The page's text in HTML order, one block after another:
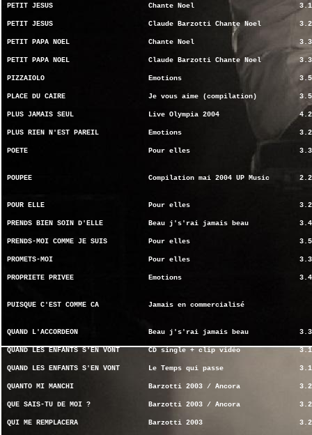
PETIT JESUS Chante Noel
PETIT JESUS Claude Barzotti Chante Noel
PETIT PAPA NOEL Chante Noel
PETIT PAPA NOEL Claude Barzotti Chante Noel
PIZZAIOLO Emotions
PLACE DU CAIRE Je vous aime (compilation)
PLUS JAMAIS SEUL Live Olympia 2004
PLUS RIEN N'EST PAREIL Emotions
POETE Pour elles
POUPEE Compilation mai 2004 UP Music
POUR ELLE Pour elles
PRENDS BIEN SOIN D'ELLE Beau j's'rai jamais beau
PRENDS-MOI COMME JE SUIS Pour elles
PROMETS-MOI Pour elles
PROPRIETE PRIVEE Emotions
PUISQUE C'EST COMME CA Jamais en commercialisé
QUAND L'ACCORDEON Beau j's'rai jamais beau
QUAND LES ENFANTS S'EN VONT CD single + clip vidéo
QUAND LES ENFANTS S'EN VONT Le Temps qui passe
QUANTO MI MANCHI Barzotti 2003 / Ancora
QUE SAIS-TU DE MOI ? Barzotti 2003 / Ancora
QUI ME REMPLACERA Barzotti 2003